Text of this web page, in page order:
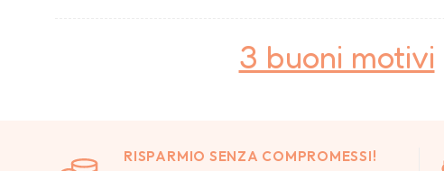
3 buoni motivi
RISPARMIO SENZA COMPROMESSI!